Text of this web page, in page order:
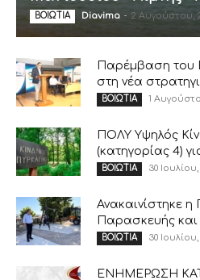
ΒΟΙΩΤΙΑ Diavima - 2 Αυγούστου,
Παρέμβαση του
στη νέα
ΒΟΙΩΤΙΑ 1
ΠΟΛΥ Υψηλός
(κατηγορίας 4)
ΒΟΙΩΤΙΑ 30
Ανακαινίστηκε
Παρασκευής και
ΒΟΙΩΤΙΑ 30
ΕΝΗΜΕΡΩΣΗ